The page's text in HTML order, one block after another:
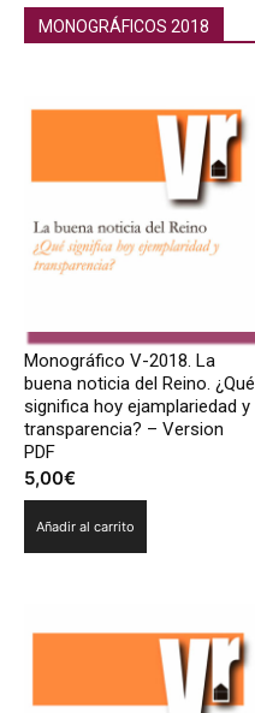
MONOGRÁFICOS 2018
Monográfico V-2018. La
buena noticia del Reino. ¿Qué
significa hoy ejamplariedad y
transparencia? – Version
PDF
5,00€
Añadir al carrito